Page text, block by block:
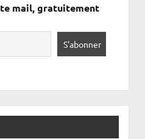
mail, gratuitement